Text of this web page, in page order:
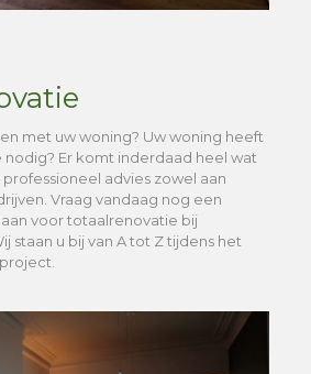
met uw woning? Uw woning heeft
Er komt inderdaad heel wat
advies zowel aan
Vraag vandaag nog een
voor totaalrenovatie bij
staan u bij van A tot Z tijdens het